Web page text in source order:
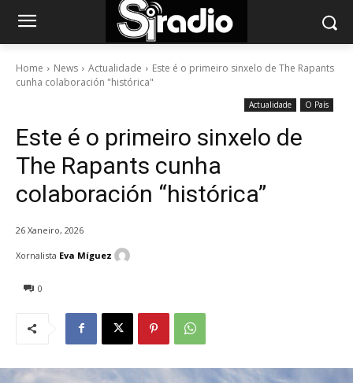
Home News Actualidade
Este é o primeiro sinxelo de The Rapants
cunha colaboración "histórica"
Actualidade O País
Este é o primeiro sinxelo de
The Rapants cunha
colaboración “histórica”
26 Xaneiro, 2026
0
Xornalista Eva Míguez